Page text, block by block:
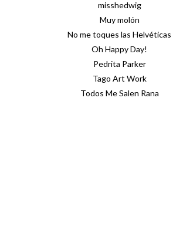
misshedwig
Muy molón
No me toques las Helvéticas
Oh Happy Day!
Pedrita Parker
Tago Art Work
Todos Me Salen Rana